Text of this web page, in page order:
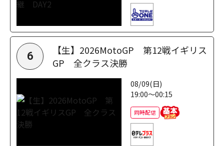
6
【生】2026MotoGP 第12戦イギリス
GP 全クラス決勝
08/09(日)
19:00～00:15
同時配信